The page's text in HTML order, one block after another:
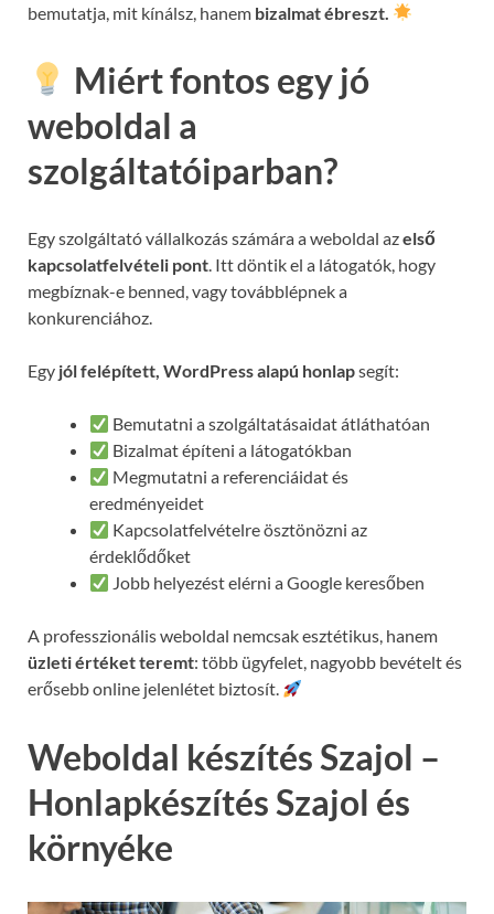
bemutatja, mit kínálsz, hanem bizalmat ébreszt.
Miért fontos egy jó
weboldal a
szolgáltatóiparban?
Egy szolgáltató vállalkozás számára a weboldal azelső
kapcsolatfelvételi pont. Itt döntik el a látogatók, hogy
megbíznak-e benned, vagy továbblépnek a
konkurenciához.
Egy jól felépített, WordPress alapú honlapsegít:
Bemutatni a szolgáltatásaidat átláthatóan
Bizalmat építeni a látogatókban
Megmutatni a referenciáidat és
eredményeidet
Kapcsolatfelvételre ösztönözni az
érdeklődőket
Jobb helyezést elérni a Google keresőben
A professzionális weboldal nemcsak esztétikus, hanem
üzleti értéket teremt: több ügyfelet, nagyobb bevételt és
erősebb online jelenlétet biztosít.
Weboldal készítés Szajol –
Honlapkészítés Szajol és
környéke